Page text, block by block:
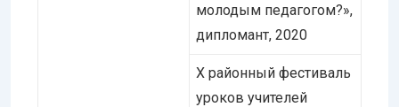
молодым педагогом?»,
дипломант, 2020
Х районный фестиваль
уроков учителей